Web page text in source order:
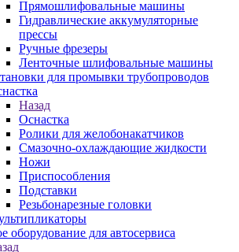
Прямошлифовальные машины
Гидравлические аккумуляторные
прессы
Ручные фрезеры
Ленточные шлифовальные машины
для промывки трубопроводов
Назад
Оснастка
Ролики для желобонакатчиков
Смазочно-охлаждающие жидкости
Ножи
Приспособления
Подставки
Резьбонарезные головки
оборудование для автосервиса